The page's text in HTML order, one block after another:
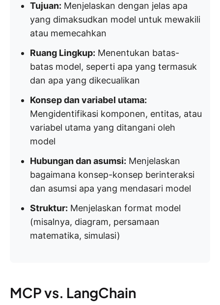
Tujuan: Menjelaskan dengan jelas apa
yang dimaksudkan model untuk mewakili
atau memecahkan
Ruang Lingkup: Menentukan batas-
batas model, seperti apa yang termasuk
dan apa yang dikecualikan
Konsep dan variabel utama:
Mengidentifikasi komponen, entitas, atau
variabel utama yang ditangani oleh
model
Hubungan dan asumsi: Menjelaskan
bagaimana konsep-konsep berinteraksi
dan asumsi apa yang mendasari model
Struktur: Menjelaskan format model
(misalnya, diagram, persamaan
matematika, simulasi)
MCP vs. LangChain